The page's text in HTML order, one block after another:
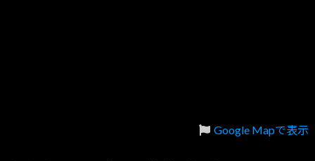
Google Mapで表示